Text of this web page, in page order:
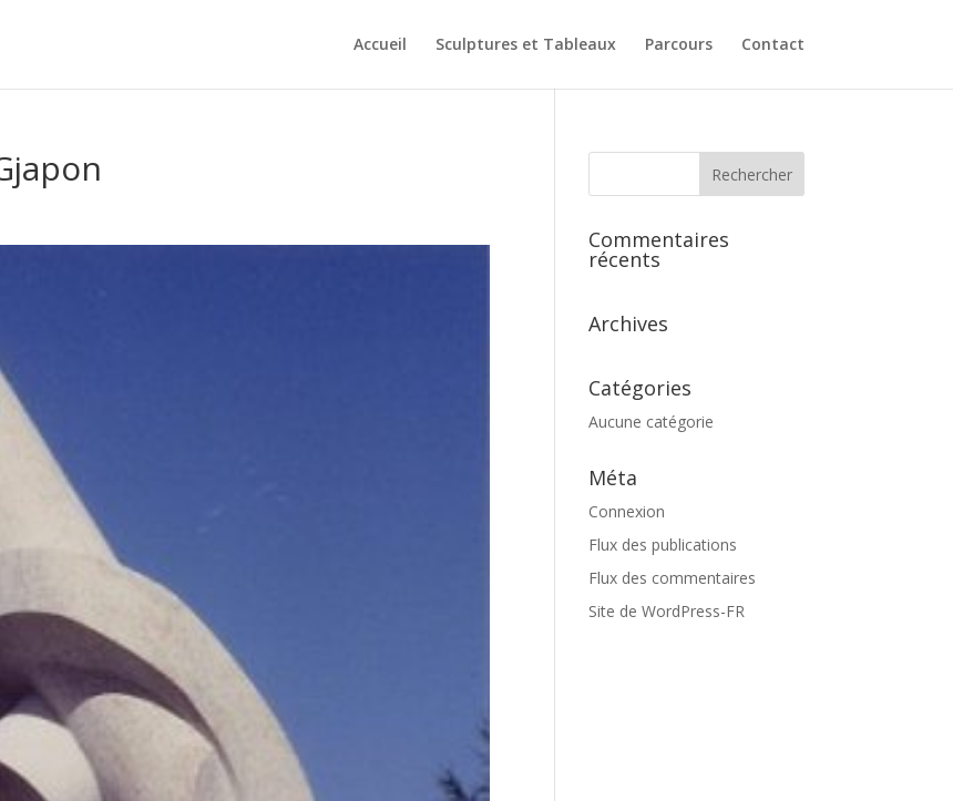
Accueil Sculptures et Tableaux Parcours Contact
Commentaires
récents
Archives
Catégories
Aucune catégorie
Méta
Connexion
Flux des publications
Flux des commentaires
Site de WordPress-FR